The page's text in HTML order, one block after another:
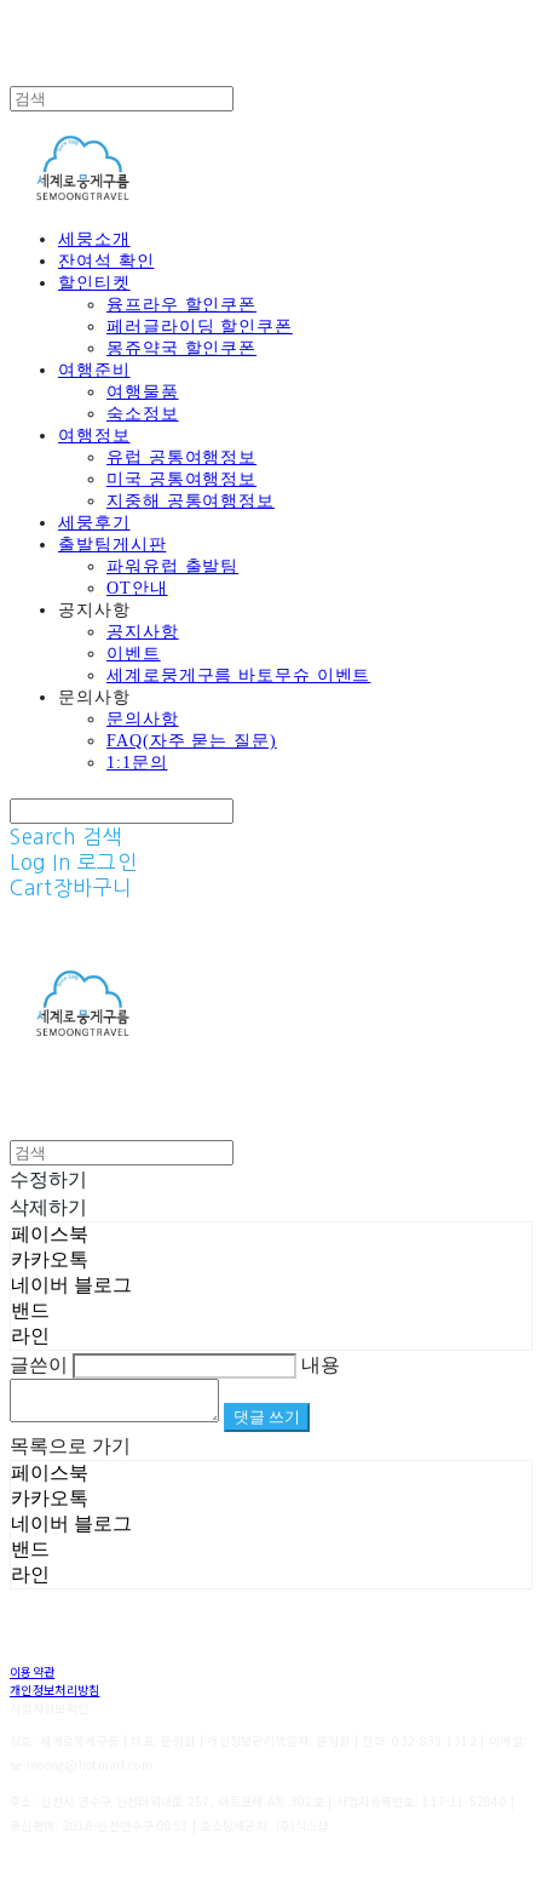
세뭉소개
잔여석 확인
할인티켓
융프라우 할인쿠폰
페러글라이딩 할인쿠폰
몽쥬약국 할인쿠폰
여행준비
여행물품
숙소정보
여행정보
유럽 공통여행정보
미국 공통여행정보
지중해 공통여행정보
세뭉후기
출발팀게시판
파워유럽 출발팀
OT안내
공지사항
공지사항
이벤트
세계로뭉게구름 바토무슈 이벤트
문의사항
문의사항
FAQ(자주 묻는 질문)
1:1문의
Search 검색
Log In 로그인
Cart장바구니
수정하기
삭제하기
페이스북
카카오톡
네이버 블로그
밴드
라인
글쓴이 내용
댓글 쓰기
목록으로 가기
페이스북
카카오톡
네이버 블로그
밴드
라인
이용약관
개인정보처리방침